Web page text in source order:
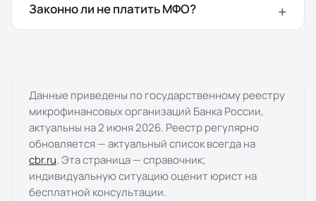
Законно ли не платить МФО?
Данные приведены по государственному реестру
микрофинансовых организаций Банка России,
актуальны на2 июня 2026. Реестр регулярно
обновляется — актуальный список всегда на
cbr.ru. Эта страница — справочник;
индивидуальную ситуацию оценит юрист на
бесплатной консультации.